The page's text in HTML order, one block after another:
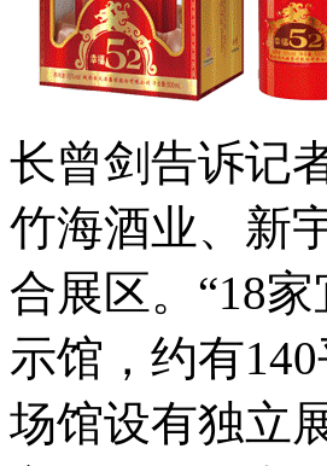
长曾剑告诉记
竹海酒业、新
合展区。“18
示馆，约有
场馆设有独立